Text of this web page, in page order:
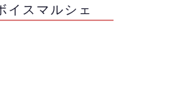
イスマルシェ